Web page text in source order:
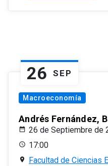
26 SEP
Macroeconomía
Andrés Fernández,
26 de Septiembre de
17:00
Facultad de Ciencias